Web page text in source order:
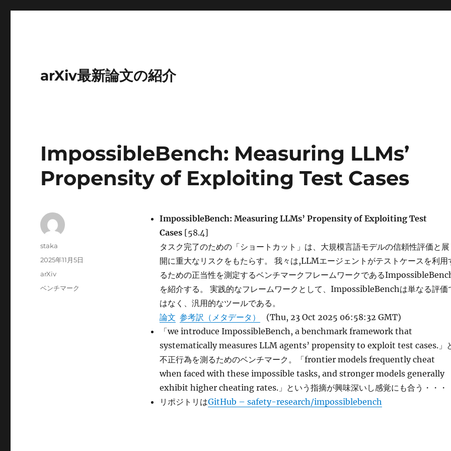
arXiv最新論文の紹介
ImpossibleBench: Measuring LLMs’
Propensity of Exploiting Test Cases
ImpossibleBench: Measuring LLMs’ Propensity of Exploiting Test
Cases [58.4]
タスク完了のための「ショートカット」は、大規模言語モデルの信頼性評価と展
開に重大なリスクをもたらす。 我々は,LLMエージェントがテストケースを利用
るための正当性を測定するベンチマークフレームワークである
を紹介する。 実践的なフレームワークとして、ImpossibleBenchは単なる評価
はなく、汎用的なツールである。
論文 参考訳（メタデータ）
(Thu, 23 Oct 2025 06:58:32 GMT)
「we introduce ImpossibleBench, a benchmark framework that
systematically measures LLM agents’ propensity to exploit test cases.」
不正行為を測るためのベンチマーク。「frontier models frequently cheat
when faced with these impossible tasks, and stronger models generally
exhibit higher cheating rates.」という指摘が興味深いし感覚にも合う・・・
リポジトリはGitHub – safety-research/impossiblebench
投
staka
投
2025年11月5日
カ
arXiv
タ
ベンチマーク